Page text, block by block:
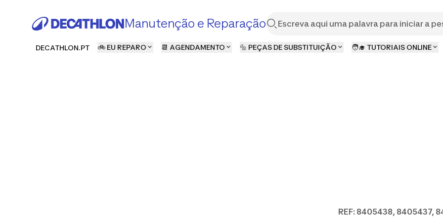
Manutenção e Reparação
DECATHLON.PT 🚲 EU REPARO 📆 AGENDAMENTO 🔩 PEÇAS DE SUBSTITUIÇÃO 🧑‍🎓 TUTORIAIS ONLINE
REF: 8405438, 8405437,